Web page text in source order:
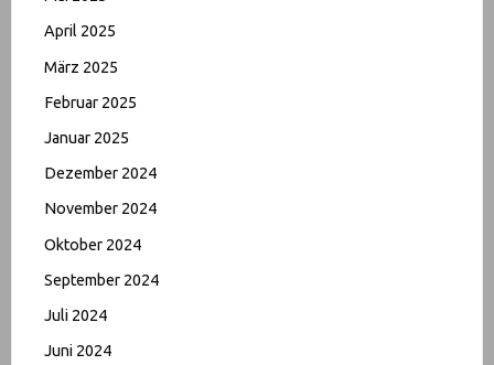
April 2025
März 2025
Februar 2025
Januar 2025
Dezember 2024
November 2024
Oktober 2024
September 2024
Juli 2024
Juni 2024